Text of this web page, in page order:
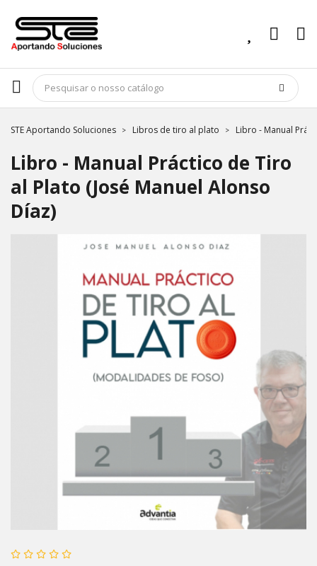
STE Aportando Soluciones Libros de tiro al plato Libro - Manual
Libro - Manual Práctico de Tiro
al Plato (José Manuel Alonso
Díaz)